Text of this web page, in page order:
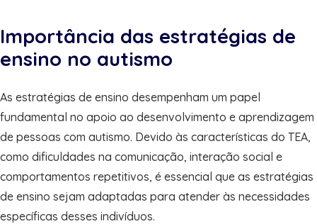
Importância das estratégias de
ensino no autismo
As estratégias de ensino desempenham um papel
fundamental no apoio ao desenvolvimento e aprendizagem
de pessoas com autismo. Devido às características do TEA,
como dificuldades na comunicação, interação social e
comportamentos repetitivos, é essencial que as estratégias
de ensino sejam adaptadas para atender às necessidades
específicas desses indivíduos.